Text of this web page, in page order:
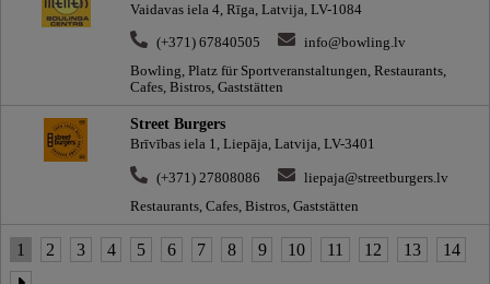
Vaidavas iela 4, Rīga, Latvija, LV-1084
(+371) 67840505
info@bowling.lv
Bowling, Platz für Sportveranstaltungen, Restaurants,
Cafes, Bistros, Gaststätten
Street Burgers
Brīvības iela 1, Liepāja, Latvija, LV-3401
(+371) 27808086
liepaja@streetburgers.lv
Restaurants, Cafes, Bistros, Gaststätten
1 2 3 4 5 6 7 8 9 10 11 12 13 14